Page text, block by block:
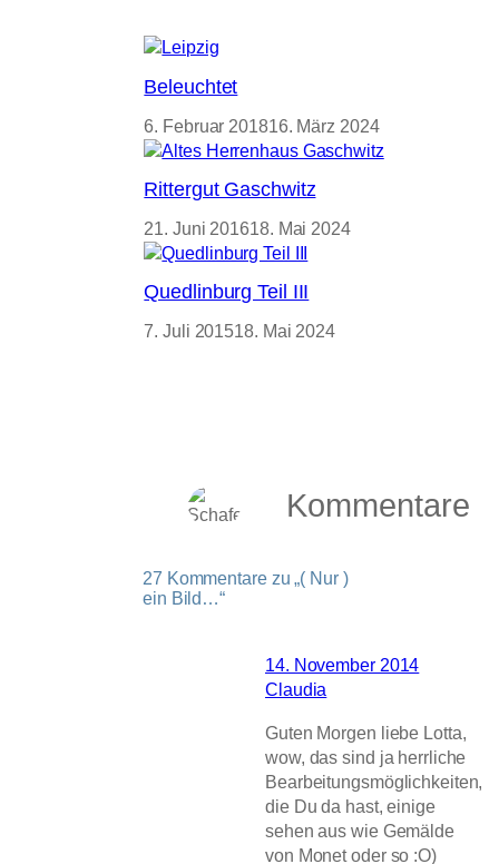
Beleuchtet
6. Februar 201816. März 2024
Rittergut Gaschwitz
21. Juni 201618. Mai 2024
Quedlinburg Teil III
7. Juli 201518. Mai 2024
Kommentare
27 Kommentare zu „( Nur )
ein Bild…“
14. November 2014
Claudia
Guten Morgen liebe Lotta,
wow, das sind ja herrliche
Bearbeitungsmöglichkeiten,
die Du da hast, einige
sehen aus wie Gemälde
von Monet oder so :O)